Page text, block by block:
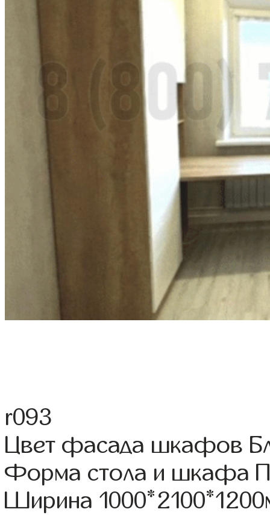
r093
Цвет фасада шкафов
Форма стола и шкафа
Ширина